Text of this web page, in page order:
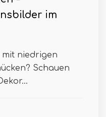
im
mit niedrigen
Schauen